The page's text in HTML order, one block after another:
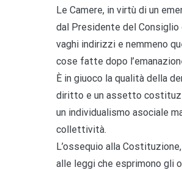
Le Camere, in virtù di un
dal Presidente del
vaghi indirizzi e nemmeno
cose fatte dopo
È in giuoco la qualità della
diritto e un assetto
un individualismo asociale
collettività.
L’ossequio alla
alle leggi che esprimono gli